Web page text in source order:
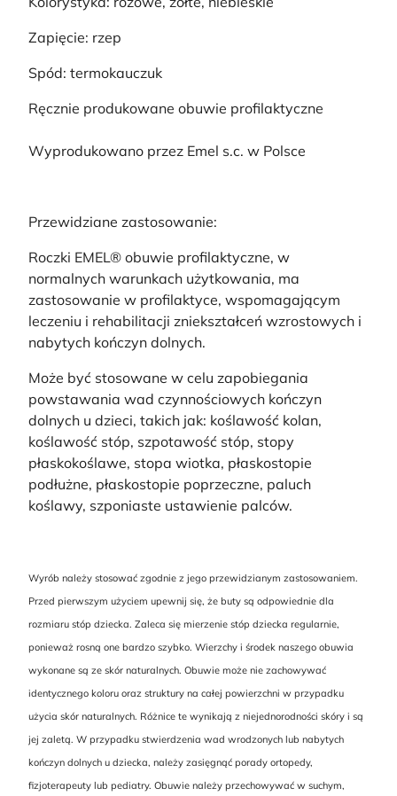
Zapięcie: rzep
Spód: termokauczuk
Ręcznie produkowane obuwie profilaktyczne
Wyprodukowano przez Emel s.c. w Polsce
Przewidziane zastosowanie:
Roczki EMEL® obuwie profilaktyczne, w
normalnych warunkach użytkowania, ma
zastosowanie w profilaktyce, wspomagającym
leczeniu i rehabilitacji zniekształceń wzrostowych i
nabytych kończyn dolnych.
Może być stosowane w celu zapobiegania
powstawania wad czynnościowych kończyn
dolnych u dzieci, takich jak: koślawość kolan,
koślawość stóp, szpotawość stóp, stopy
płaskokoślawe, stopa wiotka, płaskostopie
podłużne, płaskostopie poprzeczne, paluch
koślawy, szponiaste ustawienie palców.
Wyrób należy stosować zgodnie z jego przewidzianym zastosowaniem.
Przed pierwszym użyciem upewnij się, że buty są odpowiednie dla
rozmiaru stóp dziecka. Zaleca się mierzenie stóp dziecka regularnie,
ponieważ rosną one bardzo szybko. Wierzchy i środek naszego obuwia
wykonane są ze skór naturalnych. Obuwie może nie zachowywać
identycznego koloru oraz struktury na całej powierzchni w przypadku
użycia skór naturalnych. Różnice te wynikają z niejednorodności skóry i są
jej zaletą. W przypadku stwierdzenia wad wrodzonych lub nabytych
kończyn dolnych u dziecka, należy zasięgnąć porady ortopedy,
fizjoterapeuty lub pediatry. Obuwie należy przechowywać w suchym,